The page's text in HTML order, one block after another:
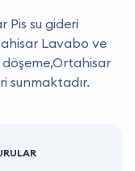
Pis su gideri
Lavabo ve
sunmaktadır.